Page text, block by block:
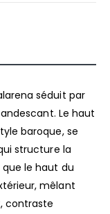
séduit par
Le haut
baroque, se
structure la
le haut du
mêlant
contraste